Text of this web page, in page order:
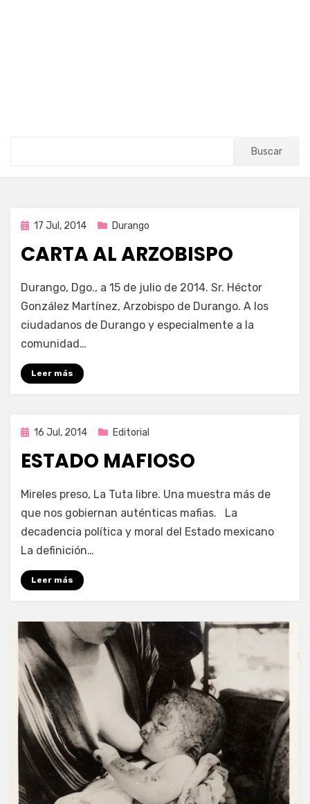
Buscar
Publicada
17 Jul, 2014 Durango
CARTA AL ARZOBISPO
Enrique
Durango, Dgo., a 15 de julio de 2014. Sr. Héctor
González Martínez, Arzobispo de Durango. A los
ciudadanos de Durango y especialmente a la
comunidad…
Leer más
Publicada
16 Jul, 2014 Editorial
ESTADO MAFIOSO
por
Mireles preso, La Tuta libre. Una muestra más de
que nos gobiernan auténticas mafias. La
decadencia política y moral del Estado mexicano
La definición…
Leer más